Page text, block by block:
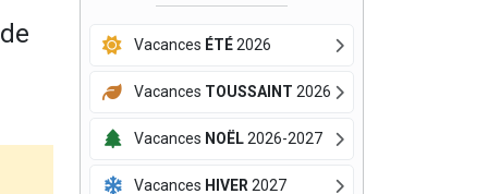
Vacances ÉTÉ2026
Vacances TOUSSAINT 2026
Vacances NOËL2026-2027
Vacances HIVER 2027